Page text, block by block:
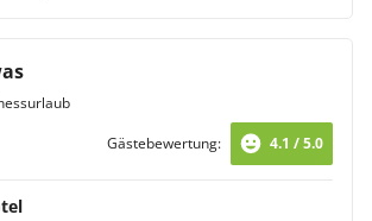
Gästebewertung: 4.1 / 5.0